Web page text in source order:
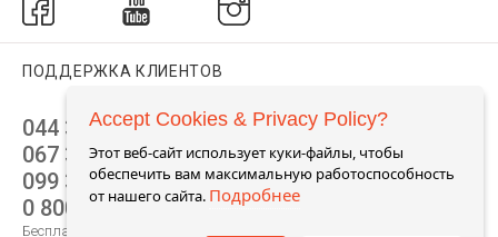
ПОДДЕРЖКА КЛИЕНТОВ
044 392 44 45
067 344 14 44 (viber)
099 399 23 80
0 800 305 805
Бесплатно по Украине
Accept Cookies & Privacy Policy?
Этот веб-сайт использует куки-файлы, чтобы
обеспечить вам максимальную работоспособность
от нашего сайта. Подробнее